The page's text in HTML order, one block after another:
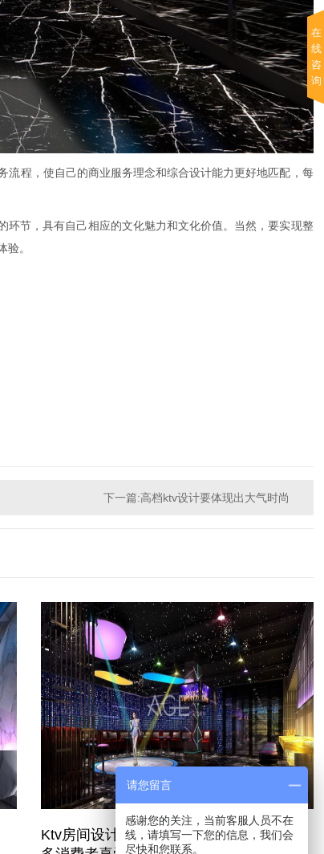
流程，使自己的商业服务理念和综合设计能力更好地匹配，每
环节，具有自己相应的文化魅力和文化价值。当然，要实现整
。
下一篇:高档ktv设计要体现出大气时尚
Ktv房间设计要注重这些要点，才会获得更
在
线
咨
询
请您留言
感谢您的关注，当前客服人员不在
线，请填写一下您的信息，我们会
尽快和您联系。